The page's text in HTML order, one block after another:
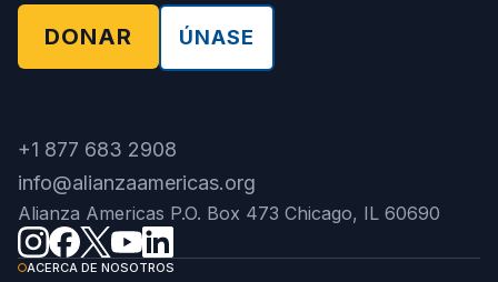
DONAR ÚNASE
+1 877 683 2908
info@alianzaamericas.org
Alianza Americas P.O. Box 473 Chicago, IL 60690
ACERCA DE NOSOTROS